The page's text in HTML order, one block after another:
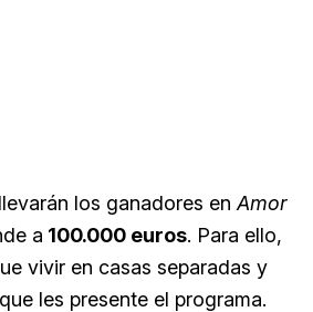
los ganadores en Amor
a 100.000 euros. Para ello,
vivir en casas separadas y
les presente el programa.